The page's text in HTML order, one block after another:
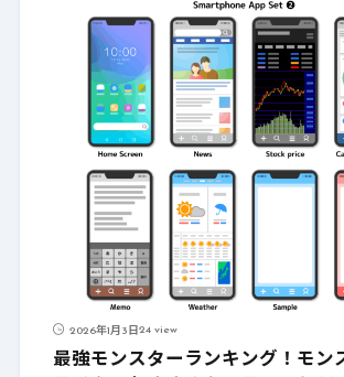
2026年1月3日24 view
最強モンスターランキング！モン